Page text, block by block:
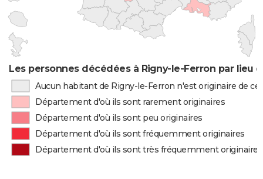
Les personnes décédées à Rigny-le-Ferron par lieu
Aucun habitant de Rigny-le-Ferron n'est originaire de
Département d'où ils sont rarement originaires
Département d'où ils sont peu originaires
Département d'où ils sont fréquemment originaires
Département d'où ils sont très fréquemment originaires